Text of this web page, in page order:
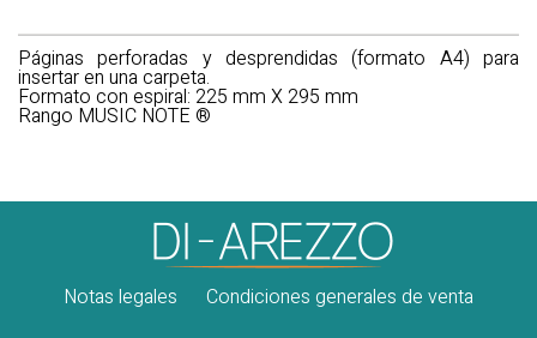
Páginas perforadas y desprendidas (formato A4) para
insertar en una carpeta.
Formato con espiral: 225 mm X 295 mm
Rango MUSIC NOTE ®
Notas legales Condiciones generales de venta